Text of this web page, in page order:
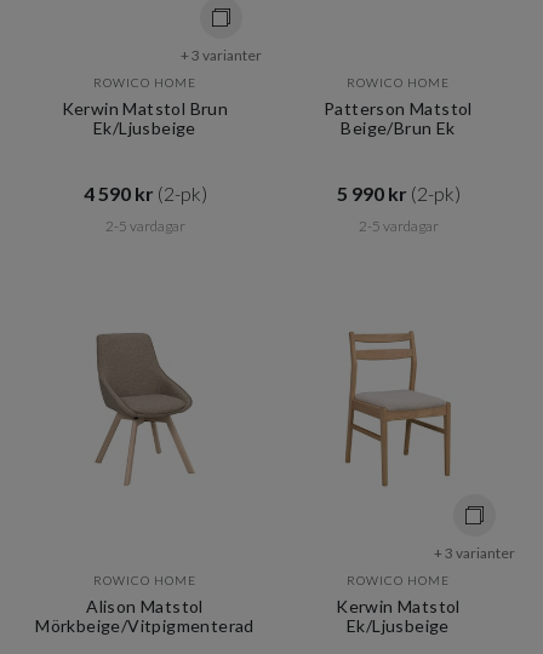
+ 3 varianter
ROWICO HOME
Kerwin Matstol Brun
Ek/Ljusbeige
4 590 kr​​ (2-pk)
2-5 vardagar
ROWICO HOME
Patterson Matstol
Beige/Brun Ek
5 990 kr​​ (2-pk)
2-5 vardagar
ROWICO HOME
Alison Matstol
Mörkbeige/Vitpigmenterad
+ 3 varianter
ROWICO HOME
Kerwin Matstol
Ek/Ljusbeige